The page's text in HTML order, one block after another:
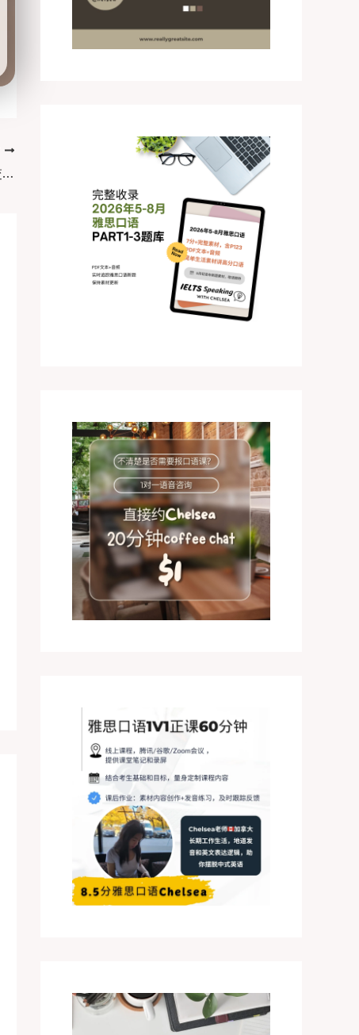
雅思写作11.02机考真题“推行骑行能解决交通问题吗”完整范文